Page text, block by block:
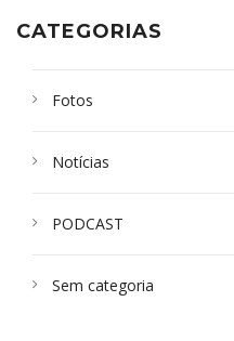
CATEGORIAS
Fotos
Notícias
PODCAST
Sem categoria